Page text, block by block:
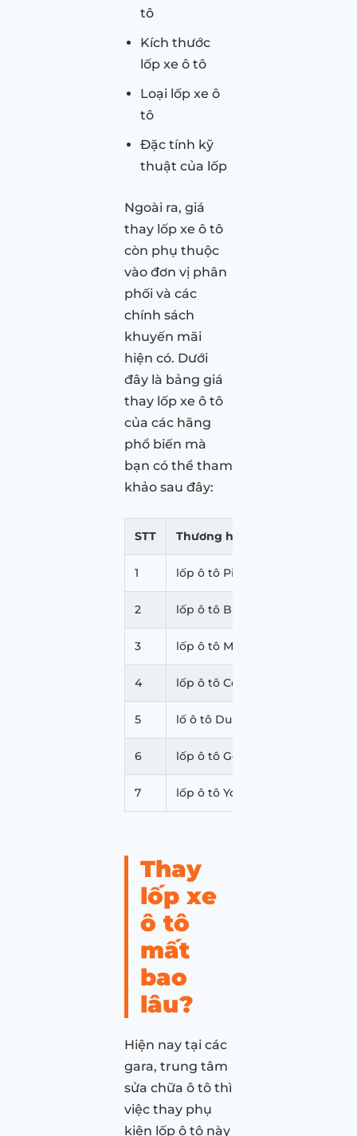
tô
Kích thước
lốp xe ô tô
Loại lốp xe ô
tô
Đặc tính kỹ
thuật của lốp
Ngoài ra, giá
thay lốp xe ô tô
còn phụ thuộc
vào đơn vị phân
phối và các
chính sách
khuyến mãi
hiện có. Dưới
đây là bảng giá
thay lốp xe ô tô
của các hãng
phổ biến mà
bạn có thể tham
khảo sau đây:
STT Thương hiệu
1 lốp ô tô Pirelli
2 lốp ô tô Bridgestone
3 lốp ô tô Michelin
4 lốp ô tô Continental
5 lố ô tô Dunlop
6 lốp ô tô Goodyear
7 lốp ô tô Yokohama
Thay
lốp xe
ô tô
mất
bao
lâu?
Hiện nay tại các
gara, trung tâm
sửa chữa ô tô thì
việc thay phụ
kiện lốp ô tô này